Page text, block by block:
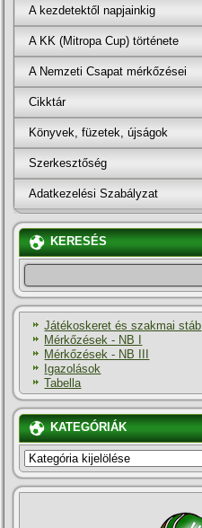
A kezdetektől napjainkig
A KK (Mitropa Cup) története
A Nemzeti Csapat mérkőzései
Cikktár
Könyvek, füzetek, újságok
Szerkesztőség
Adatkezelési Szabályzat
KERESÉS
Játékoskeret és szakmai stáb
Mérkőzések - NB I
Mérkőzések - NB III
Igazolások
Tabella
KATEGÓRIÁK
KATEGÓRIÁK